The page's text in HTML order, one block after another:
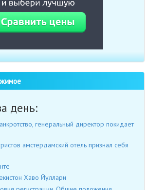
день:
генеральный директор покидает
амстердамский отель признал себя
Хаво Йуллари